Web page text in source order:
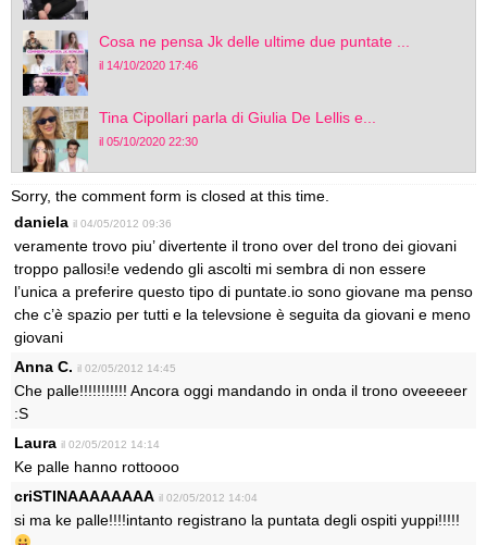
Cosa ne pensa Jk delle ultime due puntate ...
il 14/10/2020 17:46
Tina Cipollari parla di Giulia De Lellis e...
il 05/10/2020 22:30
Sorry, the comment form is closed at this time.
daniela il 04/05/2012 09:36
veramente trovo piu’ divertente il trono over del trono dei giovani
troppo pallosi!e vedendo gli ascolti mi sembra di non essere
l’unica a preferire questo tipo di puntate.io sono giovane ma penso
che c’è spazio per tutti e la televsione è seguita da giovani e meno
giovani
Anna C. il 02/05/2012 14:45
Che palle!!!!!!!!!!! Ancora oggi mandando in onda il trono oveeeeer
:S
Laura il 02/05/2012 14:14
Ke palle hanno rottoooo
criSTINAAAAAAAA il 02/05/2012 14:04
si ma ke palle!!!!intanto registrano la puntata degli ospiti yuppi!!!!!